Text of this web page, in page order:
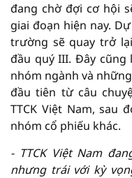
đang chờ đợi cơ hội
giai đoạn hiện nay.
trường sẽ quay trở
đầu quý III. Đây
nhóm ngành và
đầu tiên từ câu
TTCK Việt Nam, sau
nhóm cổ phiếu khác.
- TTCK Việt Nam
nhưngtrái với kỳ